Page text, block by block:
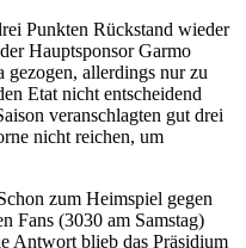
Punkten Rückstand wieder
Hauptsponsor Garmo
allerdings nur zu
Etat nicht entscheidend
veranschlagten gut drei
nicht reichen, um
zum Heimspiel gegen
Fans (3030 am Samstag)
Antwort blieb das Präsidium